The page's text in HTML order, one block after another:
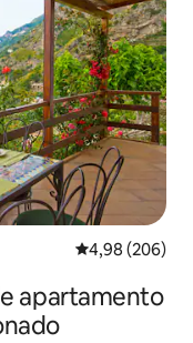
4,98 de uma
4,98 (206)
apartamento